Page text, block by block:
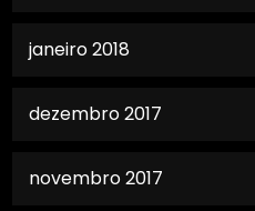
janeiro 2018
dezembro 2017
novembro 2017